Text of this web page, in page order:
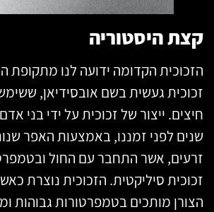
קצת היסטוריה
הזכוכית הקדומה ידועה לנו מתקופת
זכוכית געשית בשם אובסידיאן,
שנים לפני זמננו, באמצעות האפר
זרעים, אשר התחבר עם החול
זכוכית סיליקטית. הזכוכית נוצרת
הצורן מותכים בטמפרטורות גבוהות